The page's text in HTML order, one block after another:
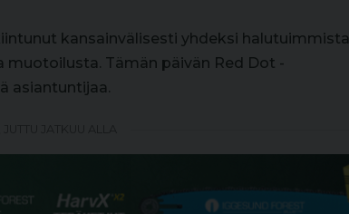
kansainvälisesti yhdeksi halutuimmista
Tämän päivän Red Dot -
asiantuntijaa.